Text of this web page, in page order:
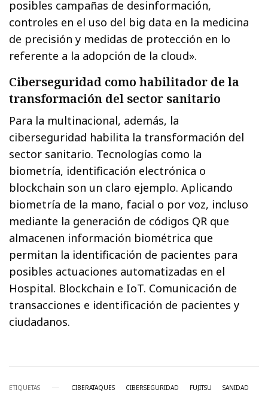
posibles campañas de desinformación,
controles en el uso del big data en la medicina
de precisión y medidas de protección en lo
referente a la adopción de la cloud».
Ciberseguridad como habilitador de la
transformación del sector sanitario
Para la multinacional, además, la
ciberseguridad habilita la transformación del
sector sanitario. Tecnologías como la
biometría, identificación electrónica o
blockchain son un claro ejemplo. Aplicando
biometría de la mano, facial o por voz, incluso
mediante la generación de códigos QR que
almacenen información biométrica que
permitan la identificación de pacientes para
posibles actuaciones automatizadas en el
Hospital. Blockchain e IoT. Comunicación de
transacciones e identificación de pacientes y
ciudadanos.
ETIQUETAS CIBERATAQUES CIBERSEGURIDAD FUJITSU SANIDAD